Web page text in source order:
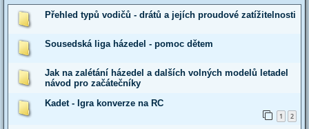
Přehled typů vodičů - drátů a jejích proudové zatížitelnosti
Sousedská liga házedel - pomoc dětem
Jak na zalétání házedel a dalších volných modelů letadel
návod pro začátečníky
Kadet - Igra konverze na RC
1 2